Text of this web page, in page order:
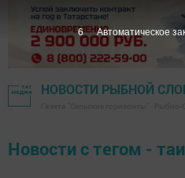
НОВОСТИ РЫБНОЙ
Новости с тегом -
6 Автоматическое